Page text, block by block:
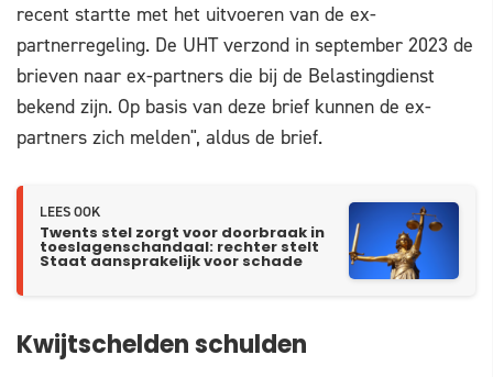
recent startte met het uitvoeren van de ex-
partnerregeling. De UHT verzond in september 2023 de
brieven naar ex-partners die bij de Belastingdienst
bekend zijn. Op basis van deze brief kunnen de ex-
partners zich melden", aldus de brief.
LEES OOK
Twents stel zorgt voor doorbraak in
toeslagenschandaal: rechter stelt
Staat aansprakelijk voor schade
Kwijtschelden schulden